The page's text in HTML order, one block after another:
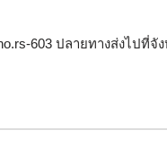
603 ปลายทางส่งไปที่จั